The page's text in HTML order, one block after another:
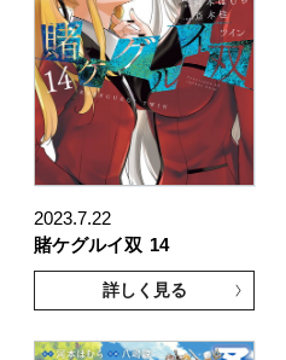
2023.7.22
賭ケグルイ双 14
詳しく見る